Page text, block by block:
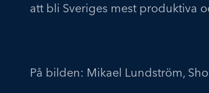
att bli Sveriges mest produktiva
På bilden: Mikael Lundström,